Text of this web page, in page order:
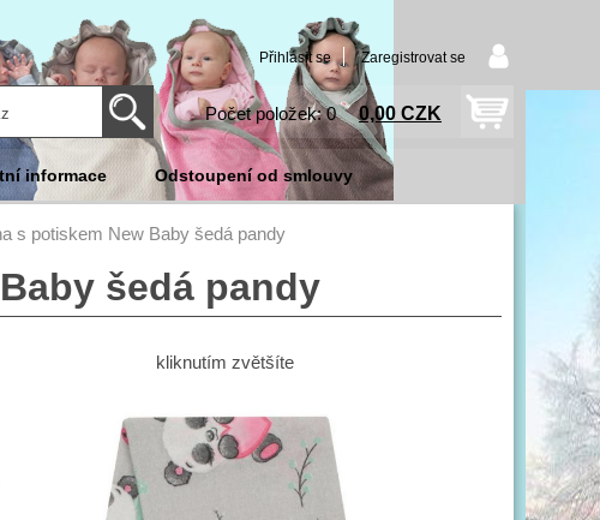
Přihlásit se Zaregistrovat se
Počet položek: 0 0,00 CZK
informace Odstoupení od smlouvy
s potiskem New Baby šedá pandy
šedá pandy
kliknutím zvětšíte